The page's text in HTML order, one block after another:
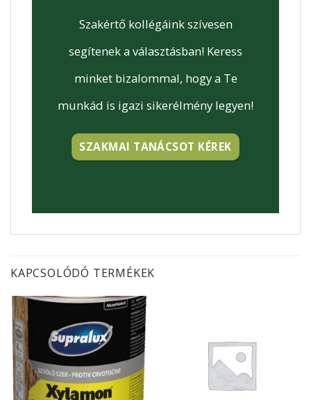
Szakértő kollégáink szívesen
segítenek a választásban! Keress
minket bizalommal, hogy a Te
munkád is igazi sikerélmény legyen!
SZAKMAI TANÁCSOT KÉREK
KAPCSOLÓDÓ TERMÉKEK